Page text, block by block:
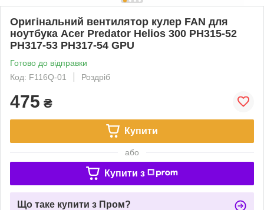
Оригінальний вентилятор кулер FAN для
ноутбука Acer Predator Helios 300 PH315-52
PH317-53 PH317-54 GPU
Готово до відправки
Код: F116Q-01
Роздріб
475 ₴
Купити
або
Купити з
Що таке купити з Пром?